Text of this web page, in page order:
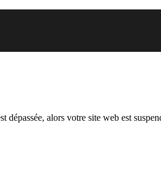
alors votre site web est